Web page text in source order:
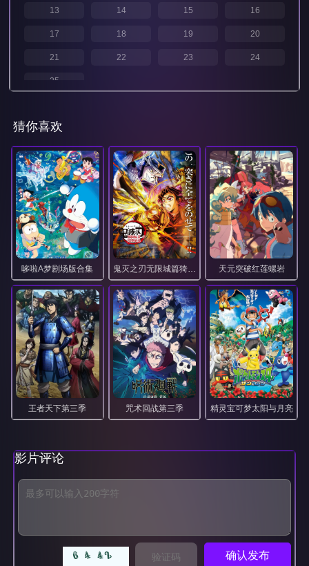
13 14 15 16
17 18 19 20
21 22 23 24
25
猜你喜欢
哆啦A梦剧场版合集 鬼灭之刃无限城篇猗窝座再袭1080P 天元突破红莲螺岩
王者天下第三季 咒术回战第三季 精灵宝可梦太阳与月亮
影片评论
确认发布